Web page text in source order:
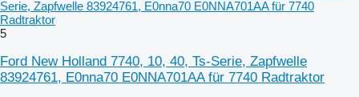
Serie, Zapfwelle 83924761, E0nna70 E0NNA701AA für 7740
Radtraktor
5
Ford New Holland 7740, 10, 40, Ts-Serie, Zapfwelle
83924761, E0nna70 E0NNA701AA für 7740 Radtraktor